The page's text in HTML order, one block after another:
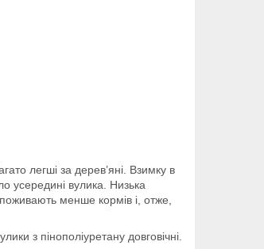
легші за дерев’яні. Взимку в
усередині вулика. Низька
менше кормів і, отже,
з пінополіуретану довговічні.